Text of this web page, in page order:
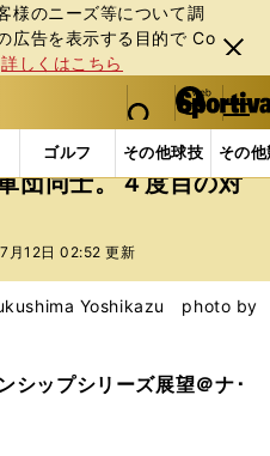
様のニーズ等について調
広告を表⽰する⽬的で Co
詳しくはこちら
閉じ
る
web Sportiva (webスポルティーバ)
検索
マイペ
ー
ジ
メニュ
ゴルフ その他球技 その
福島良一 ナ・リーグ屈指
団同士。４度目の対
月12日 02:52 更新
Yoshikazu photo by
シップシリーズ展望＠ナ･